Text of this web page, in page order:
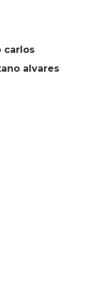
carlos
alvares